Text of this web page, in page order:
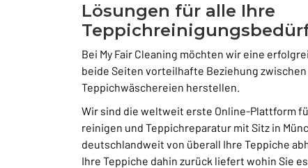
Lösungen für alle Ihre
Bei My Fair Cleaning möchten wir eine
beide Seiten vorteilhafte Beziehung
Teppichwäschereien herstellen.
Wir sind die weltweit erste Online-Plattform
reinigen und Teppichreparatur mit Sitz in
deutschlandweit von überall Ihre Teppiche
Ihre Teppiche dahin zurück liefert wohin Sie